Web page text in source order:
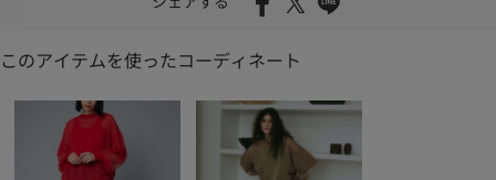
このアイテムを使ったコーディネート